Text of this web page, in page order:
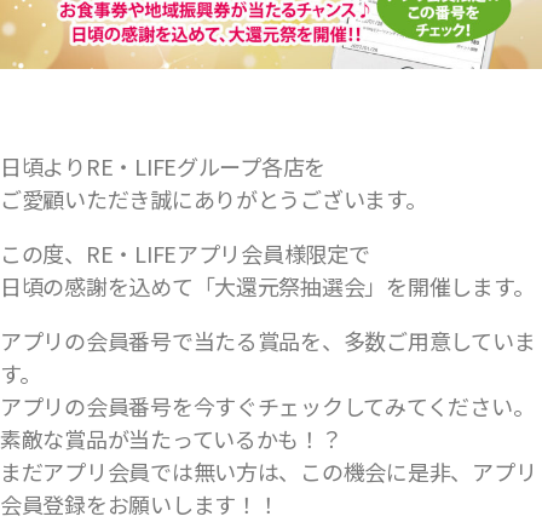
日頃よりRE・LIFEグループ各店を
ご愛顧いただき誠にありがとうございます。
この度、RE・LIFEアプリ会員様限定で
日頃の感謝を込めて「大還元祭抽選会」を開催します。
アプリの会員番号で当たる賞品を、多数ご用意していま
す。
アプリの会員番号を今すぐチェックしてみてください。
素敵な賞品が当たっているかも！？
まだアプリ会員では無い方は、この機会に是非、アプリ
会員登録をお願いします！！